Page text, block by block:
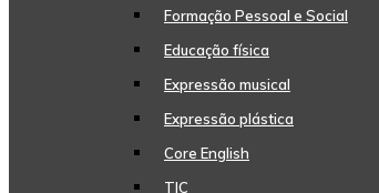
Formação Pessoal e Social
Educação física
Expressão musical
Expressão plástica
Core English
TIC